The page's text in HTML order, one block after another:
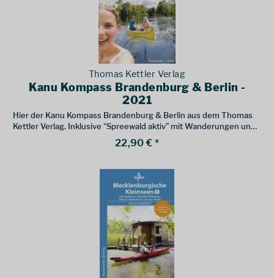
Thomas Kettler Verlag
Kanu Kompass Brandenburg & Berlin -
2021
Hier der Kanu Kompass Brandenburg & Berlin aus dem Thomas
Kettler Verlag. Inklusive “Spreewald aktiv” mit Wanderungen und
22,90 € *